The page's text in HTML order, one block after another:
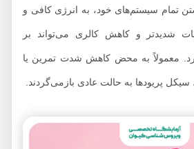
سیستم‌های خود، به انرژی کافی و
شدیدتر و کاهش کالری می‌تواند بر
معمولاً به محض کاهش شدت تمرین یا
پریودها به حالت عادی بازمی‌گردند.